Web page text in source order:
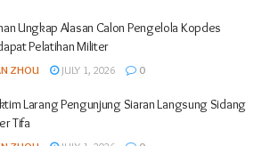
Ungkap Alasan Calon Pengelola Kopdes
Pelatihan Militer
ZHOU JULY 1, 2026 0
Larang Pengunjung Siaran Langsung Sidang
Tifa